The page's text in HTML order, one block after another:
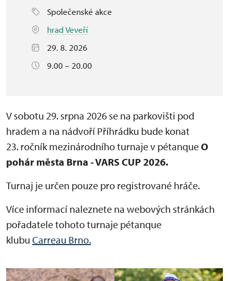
Společenské akce
hrad Veveří
29. 8. 2026
9.00 – 20.00
V sobotu 29. srpna 2026 se na parkovišti pod
hradem a na nádvoří Příhrádku bude konat
23. ročník mezinárodního turnaje v pétanqueO
pohár města Brna - VARS CUP 2026.
Turnaj je určen pouze pro registrované hráče.
Více informací naleznete na webových stránkách
pořadatele tohoto turnaje pétanque
klubu Carreau Brno.